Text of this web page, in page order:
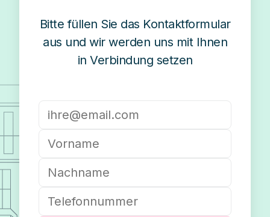
Bitte füllen Sie das Kontaktformular
aus und wir werden uns mit Ihnen
in Verbindung setzen